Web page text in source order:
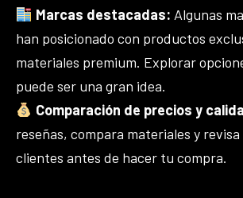
Marcas destacadas: Algunas
han posicionado con productos
materiales premium. Explorar
puede ser una gran idea.
Comparación de precios y
reseñas, compara materiales y
clientes antes de hacer tu compra.